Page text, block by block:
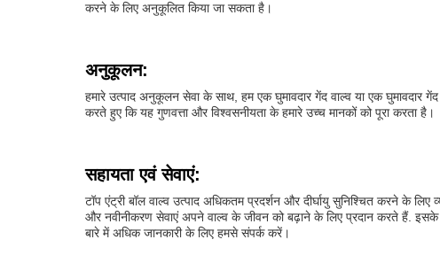
करने के लिए अनुकूलित किया जा सकता है।
अनुकूलन:
हमारे उत्पाद अनुकूलन सेवा के साथ, हम एक घुमावदार गेंद वाल्व या एक घुमावदार
करते हुए कि यह गुणवत्ता और विश्वसनीयता के हमारे उच्च मानकों को पूरा करता है।
सहायता एवं सेवाएं:
टॉप एंट्री बॉल वाल्व उत्पाद अधिकतम प्रदर्शन और दीर्घायु सुनिश्चित करने के
और नवीनीकरण सेवाएं अपने वाल्व के जीवन को बढ़ाने के लिए प्रदान करते हैं. इसके
बारे में अधिक जानकारी के लिए हमसे संपर्क करें।